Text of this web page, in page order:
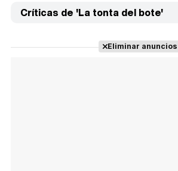
Críticas de 'La tonta del bote'
Eliminar anuncios